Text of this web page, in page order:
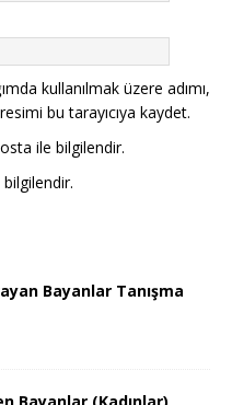
kullanılmak üzere adımı,
bu tarayıcıya kaydet.
ile bilgilendir.
Bayanlar Tanışma